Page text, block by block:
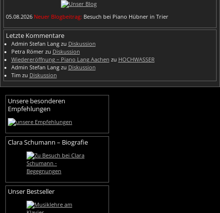
05.08.2026 Neuer Blogbeitrag: Besuch bei Piano Hübner in Trier
Letzte Kommentare
Admin Stefan Langzu Diskussion
Petra Römerzu Diskussion
Wiedereröffnung – Piano Lang Aachen zu HOCHWASSER
Admin Stefan Langzu Diskussion
Timzu Diskussion
Unsere besonderen
Empfehlungen
Clara Schumann – Biografie
Unser Bestseller